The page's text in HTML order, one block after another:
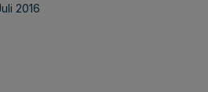
2016